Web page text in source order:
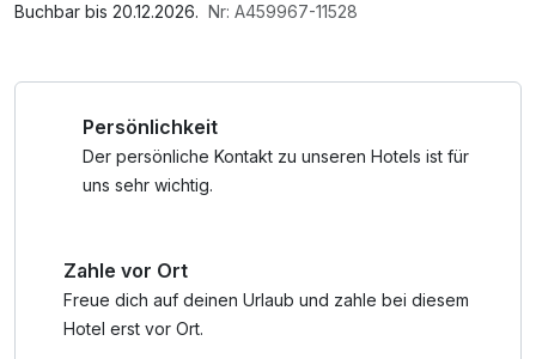
nad Ohří organisiert; Eintrittskarten sind an der
haben wir für unsere Gäste zusätzliche Aktivitäten
vorbereitet, sowohl im Freien als auch im Hotel.
Getränke
**ca. 13 Km vom Hotel entfernt
***für Eltern - 1 Massage pro Person und Aufenthalt, 30
1 x Welcome Drink, Saunabenutzung, Nutzung des
Buchbar bis 20.12.2026. Nr: A459967-11528
Persönlichkeit
Der persönliche Kontakt zu unseren Hotels ist für
uns sehr wichtig.
Zahle vor Ort
Freue dich auf deinen Urlaub und zahle bei diesem
Hotel erst vor Ort.